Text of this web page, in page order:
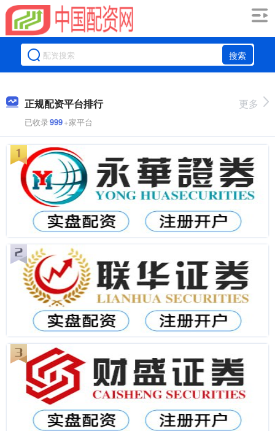
搜索
正规配资平台排行
已收录999+家平台
更多